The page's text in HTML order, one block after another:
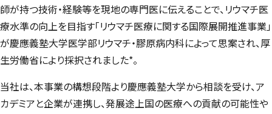
師が持つ技術・経験等を現地の専門医に伝えることで、リウマチ医
療水準の向上を目指す「リウマチ医療に関する国際展開推進事業」
が慶應義塾大学医学部リウマチ・膠原病内科によって思案され、厚
生労働省により採択されました*。
当社は、本事業の構想段階より慶應義塾大学から相談を受け、ア
カデミアと企業が連携し、発展途上国の医療への貢献の可能性や